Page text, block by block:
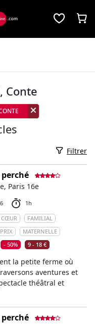
Conte
Filtrer
Paris 16e
1h
CŒUR
FAMILIAL
MATERNELLE
- 50% 9 - 18 €
la petite ferme où
aventures et
théâtral et